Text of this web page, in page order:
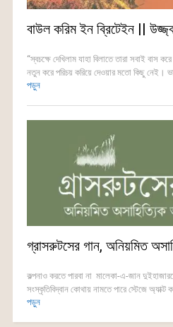
বাউল করিম ইন ব্রিটেইন ||
“স্বচক্ষে দেখিলাম যাহা বিলাতে তারা সবাই
নতুন করে পরিচয় করিয়ে দেওয়ার মতো কিছু নেই।
পড়ুন
গ্রাসরুটসের গান, অনিয়মিত
কল্পনাও করতে পারবা না মালেকা-এ-জান
সংস্কৃতিবিদ্বান কোথায় নামতে পারে স্টেজে অ্যাক্ট
পড়ুন